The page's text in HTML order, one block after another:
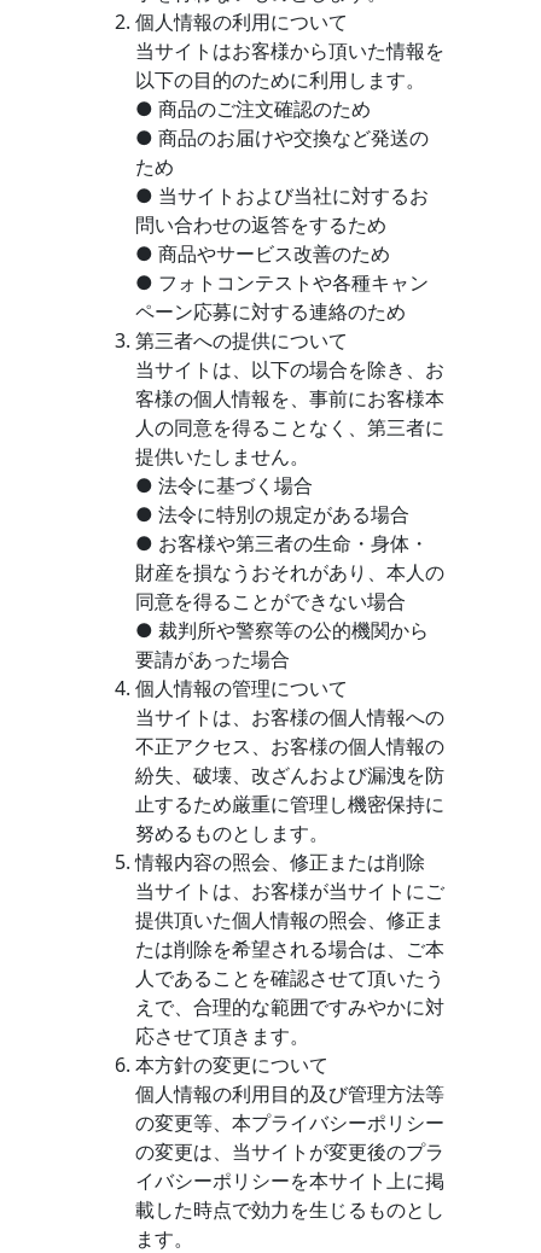
個人情報の利用について
当サイトはお客様から頂いた情報を
以下の目的のために利用します。
● 商品のご注文確認のため
● 商品のお届けや交換など発送の
ため
● 当サイトおよび当社に対するお
問い合わせの返答をするため
● 商品やサービス改善のため
● フォトコンテストや各種キャン
ペーン応募に対する連絡のため
第三者への提供について
当サイトは、以下の場合を除き、お
客様の個人情報を、事前にお客様本
人の同意を得ることなく、第三者に
提供いたしません。
● 法令に基づく場合
● 法令に特別の規定がある場合
● お客様や第三者の生命・身体・
財産を損なうおそれがあり、本人の
同意を得ることができない場合
● 裁判所や警察等の公的機関から
要請があった場合
個人情報の管理について
当サイトは、お客様の個人情報への
不正アクセス、お客様の個人情報の
紛失、破壊、改ざんおよび漏洩を防
止するため厳重に管理し機密保持に
努めるものとします。
情報内容の照会、修正または削除
当サイトは、お客様が当サイトにご
提供頂いた個人情報の照会、修正ま
たは削除を希望される場合は、ご本
人であることを確認させて頂いたう
えで、合理的な範囲ですみやかに対
応させて頂きます。
本方針の変更について
個人情報の利用目的及び管理方法等
の変更等、本プライバシーポリシー
の変更は、当サイトが変更後のプラ
イバシーポリシーを本サイト上に掲
載した時点で効力を生じるものとし
ます。